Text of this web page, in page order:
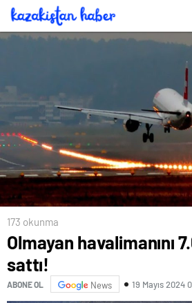
173 okunma
Olmayan havalimanını
sattı!
ABONE OL News 19 Mayıs 2024
Perşembe burç yorumları